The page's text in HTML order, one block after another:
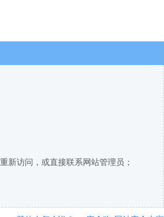
新访问，或直接联系网站管理员；